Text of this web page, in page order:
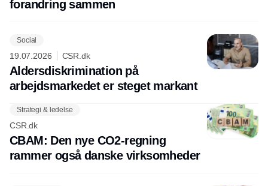
forandring sammen
Social
19.07.2026 CSR.dk
Aldersdiskrimination på
arbejdsmarkedet er steget markant
Strategi & ledelse
CSR.dk
CBAM: Den nye CO2-regning
rammer også danske virksomheder